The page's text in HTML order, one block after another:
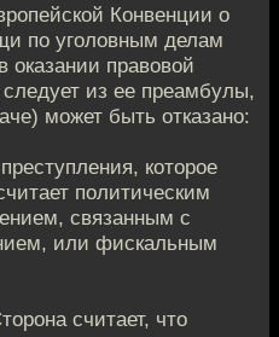
Конвенции о
по уголовным делам
оказании правовой
из ее преамбулы,
может быть отказано:
которое
политическим
связанным с
или фискальным
считает, что